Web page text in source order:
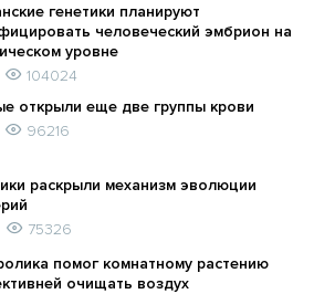
генетики планируют
человеческий эмбрион на
уровне
104024
открыли еще две группы крови
96216
раскрыли механизм эволюции
75326
помог комнатному растению
очищать воздух